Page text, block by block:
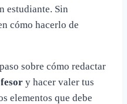
estudiante. Sin
cómo hacerlo de
sobre cómo redactar
y hacer valer tus
elementos que debe